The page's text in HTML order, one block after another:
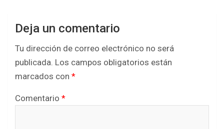
Deja un comentario
Tu dirección de correo electrónico no será
publicada. Los campos obligatorios están
marcados con *
Comentario *